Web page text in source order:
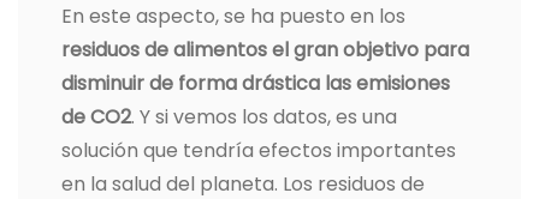
En este aspecto, se ha puesto en los
residuos de alimentos el gran objetivo para
disminuir de forma drástica las emisiones
de CO2. Y si vemos los datos, es una
solución que tendría efectos importantes
en la salud del planeta. Los residuos de